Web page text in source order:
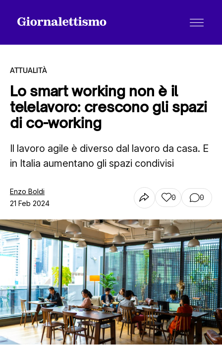
Tutti gli articoli
Chi siamo
Contatti
ATTUALITÀ
Lo smart working non è il
telelavoro: crescono gli spazi
di co-working
Il lavoro agile è diverso dal lavoro da casa. E
in Italia aumentano gli spazi condivisi
Enzo Boldi
21 Feb 2024
0 0